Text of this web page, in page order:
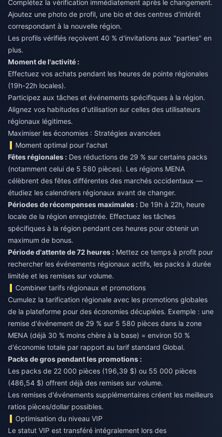
Complétez la vérification immédiatement après le changement.
Ajoutez une photo de profil, une bio et des centres d'intérêt
correspondant à la nouvelle région.
Les profils vérifiés reçoivent 40 % d'invitations aux "parties" en
plus.
Moment de l'activité :
Effectuez vos achats pendant les heures de pointe régionales
(19h-22h locales).
Participez aux tâches et événements spécifiques à la région.
Alignez vos habitudes d'utilisation sur celles des utilisateurs
régionaux légitimes.
Maximiser les économies : Stratégies avancées
Moment optimal pour l'achat
Fêtes régionales : Des réductions de 29 % sur certains packs
(notamment celui de 5 580 pièces). Les régions MENA
célèbrent des fêtes différentes des marchés occidentaux —
étudiez les calendriers régionaux avant de changer.
Périodes de récompenses maximales : De 19h à 22h, heure
locale de la région enregistrée. Effectuez les tâches
spécifiques à la région pendant ces heures pour obtenir un
maximum de bonus.
Période d'attente de 72 heures : Mettez ce temps à profit pour
rechercher les événements régionaux actifs, les packs à durée
limitée et les remises sur volume.
Combiner tarifs régionaux et promotions
Cumulez la tarification régionale avec les promotions globales
de la plateforme pour des économies décuplées. Exemple : une
remise d'événement de 29 % sur 5 580 pièces dans la zone
MENA (déjà 30 % moins chère à la base) = environ 50 %
d'économie totale par rapport au tarif standard Global.
Packs de gros pendant les promotions :
Les packs de 22 000 pièces (196,39 $) ou 55 000 pièces
(486,54 $) offrent déjà des remises sur volume.
Les remises d'événements supplémentaires créent les meilleurs
ratios pièces/dollar possibles.
Optimisation du niveau VIP
Le statut VIP est transféré intégralement lors des